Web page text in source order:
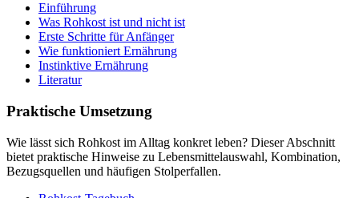
Einführung
Was Rohkost ist und nicht ist
Erste Schritte für Anfänger
Wie funktioniert Ernährung
Instinktive Ernährung
Literatur
Praktische Umsetzung
Wie lässt sich Rohkost im Alltag konkret leben? Dieser Abschnitt
bietet praktische Hinweise zu Lebensmittelauswahl, Kombination,
Bezugsquellen und häufigen Stolperfallen.